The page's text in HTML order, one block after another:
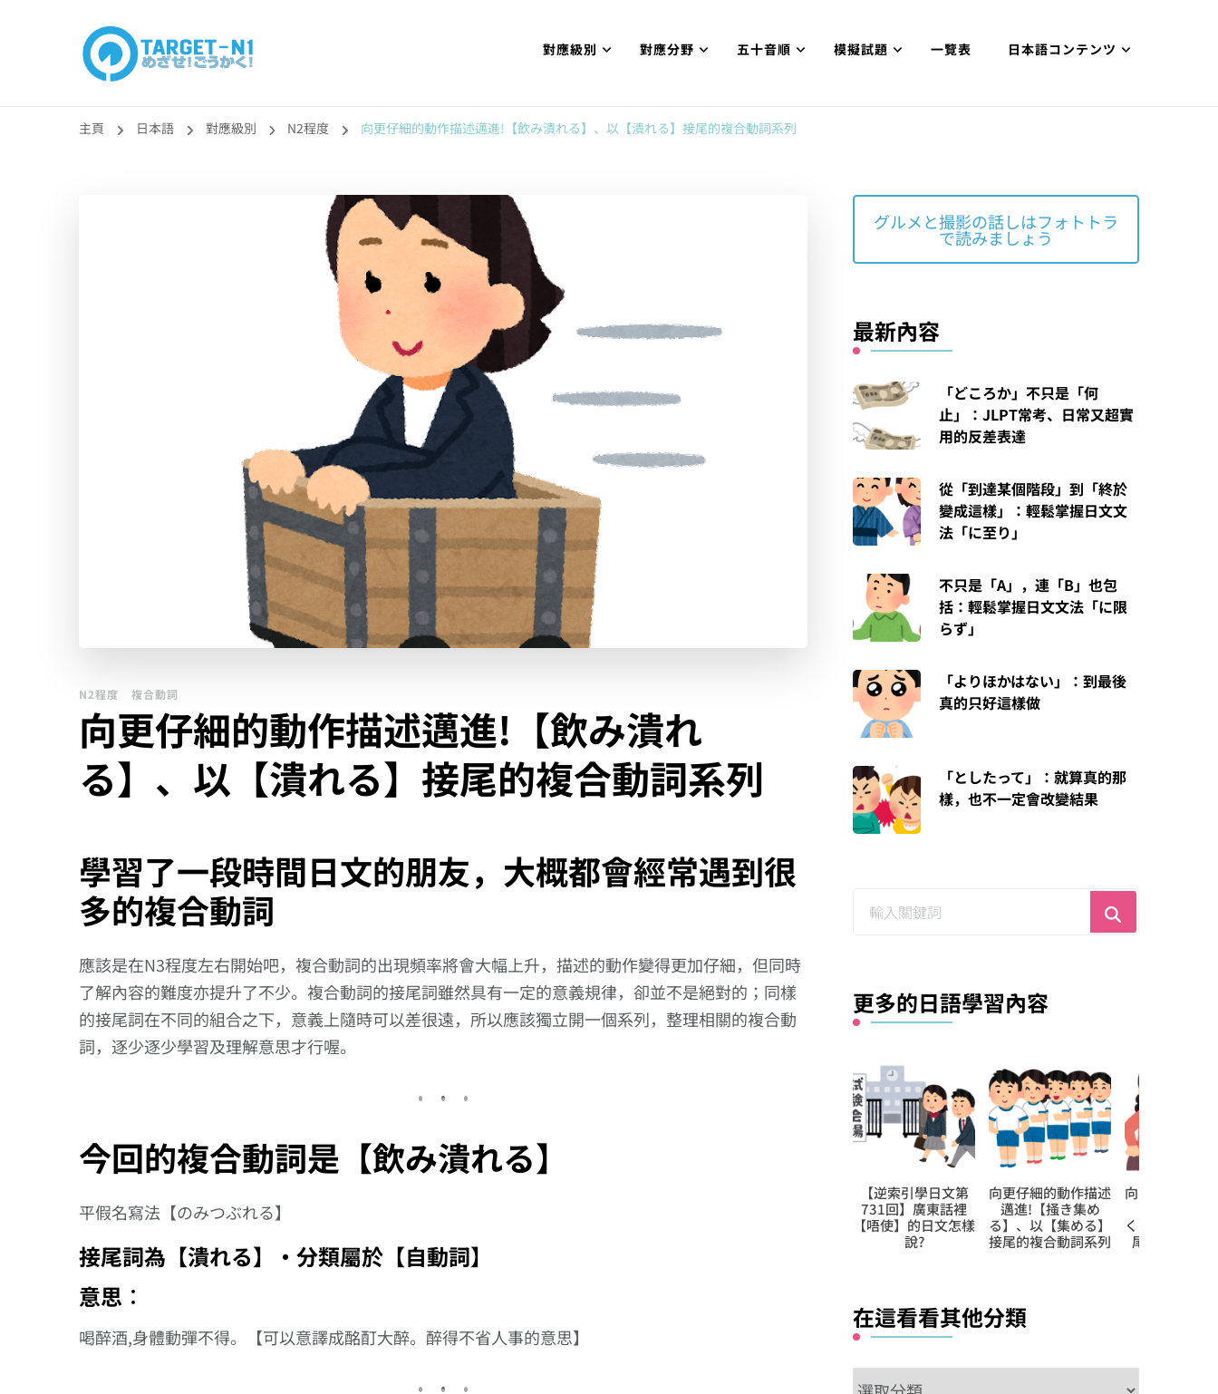
目標!!日本語能力試N1合格
對應級別 對應分野 五十音順 模擬試題 一覽表 日本語コンテンツ
主頁 日本語 對應級別 N2程度 向更仔細的動作描述邁進!【飲み潰れる】、以【潰れる】接尾的複合動詞系列
N2程度 複合動詞
向更仔細的動作描述邁進!【飲み潰れ
る】、以【潰れる】接尾的複合動詞系列
學習了一段時間日文的朋友，大概都會經常遇到很
多的複合動詞
應該是在N3程度左右開始吧，複合動詞的出現頻率將會大幅上升，描述的動作變得更加仔細，但同時
了解內容的難度亦提升了不少。複合動詞的接尾詞雖然具有一定的意義規律，卻並不是絕對的；同樣
的接尾詞在不同的組合之下，意義上隨時可以差很遠，所以應該獨立開一個系列，整理相關的複合動
詞，逐少逐少學習及理解意思才行喔。
今回的複合動詞是【飲み潰れる】
平假名寫法【のみつぶれる】
接尾詞為【潰れる】‧分類屬於【自動詞】
意思︰
喝醉酒,身體動彈不得。【可以意譯成酩酊大醉。醉得不省人事的意思】
グルメと撮影の話しはフォトトラ
で読みましょう
最新內容
「どころか」不只是「何
止」：JLPT常考、日常又超實
用的反差表達
從「到達某個階段」到「終於
變成這樣」：輕鬆掌握日文文
法「に至り」
不只是「A」，連「B」也包
括：輕鬆掌握日文文法「に限
らず」
「よりほかはない」：到最後
真的只好這樣做
「としたって」：就算真的那
樣，也不一定會改變結果
更多的日語學習內容
向更仔細的動作描述
邁進!【掻き集め
る】、以【集める】
接尾的複合動詞系列
向更仔細的動作描述
邁進!【立ち退
く】、以【退く】接
尾的複合動詞系列
【控制】的
在這看看其他分類
在